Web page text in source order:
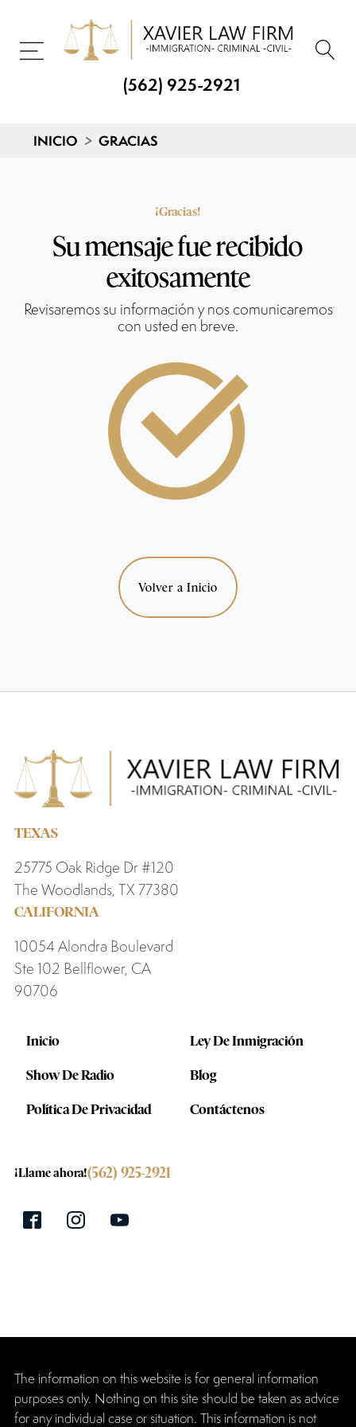
(562) 925-2921
INICIO > GRACIAS
¡Gracias!
Su mensaje fue recibido
exitosamente
Revisaremos su información y nos comunicaremos
con usted en breve.
Volver a Inicio
TEXAS
25775 Oak Ridge Dr #120
The Woodlands, TX 77380
CALIFORNIA
10054 Alondra Boulevard
Ste 102 Bellflower, CA
90706
Inicio Ley De Inmigración
Show De Radio Blog
Política De Privacidad Contáctenos
¡Llame ahora!(562) 925-2921
The information on this website is for general information
purposes only. Nothing on this site should be taken as advice
for any individual case or situation. This information is not